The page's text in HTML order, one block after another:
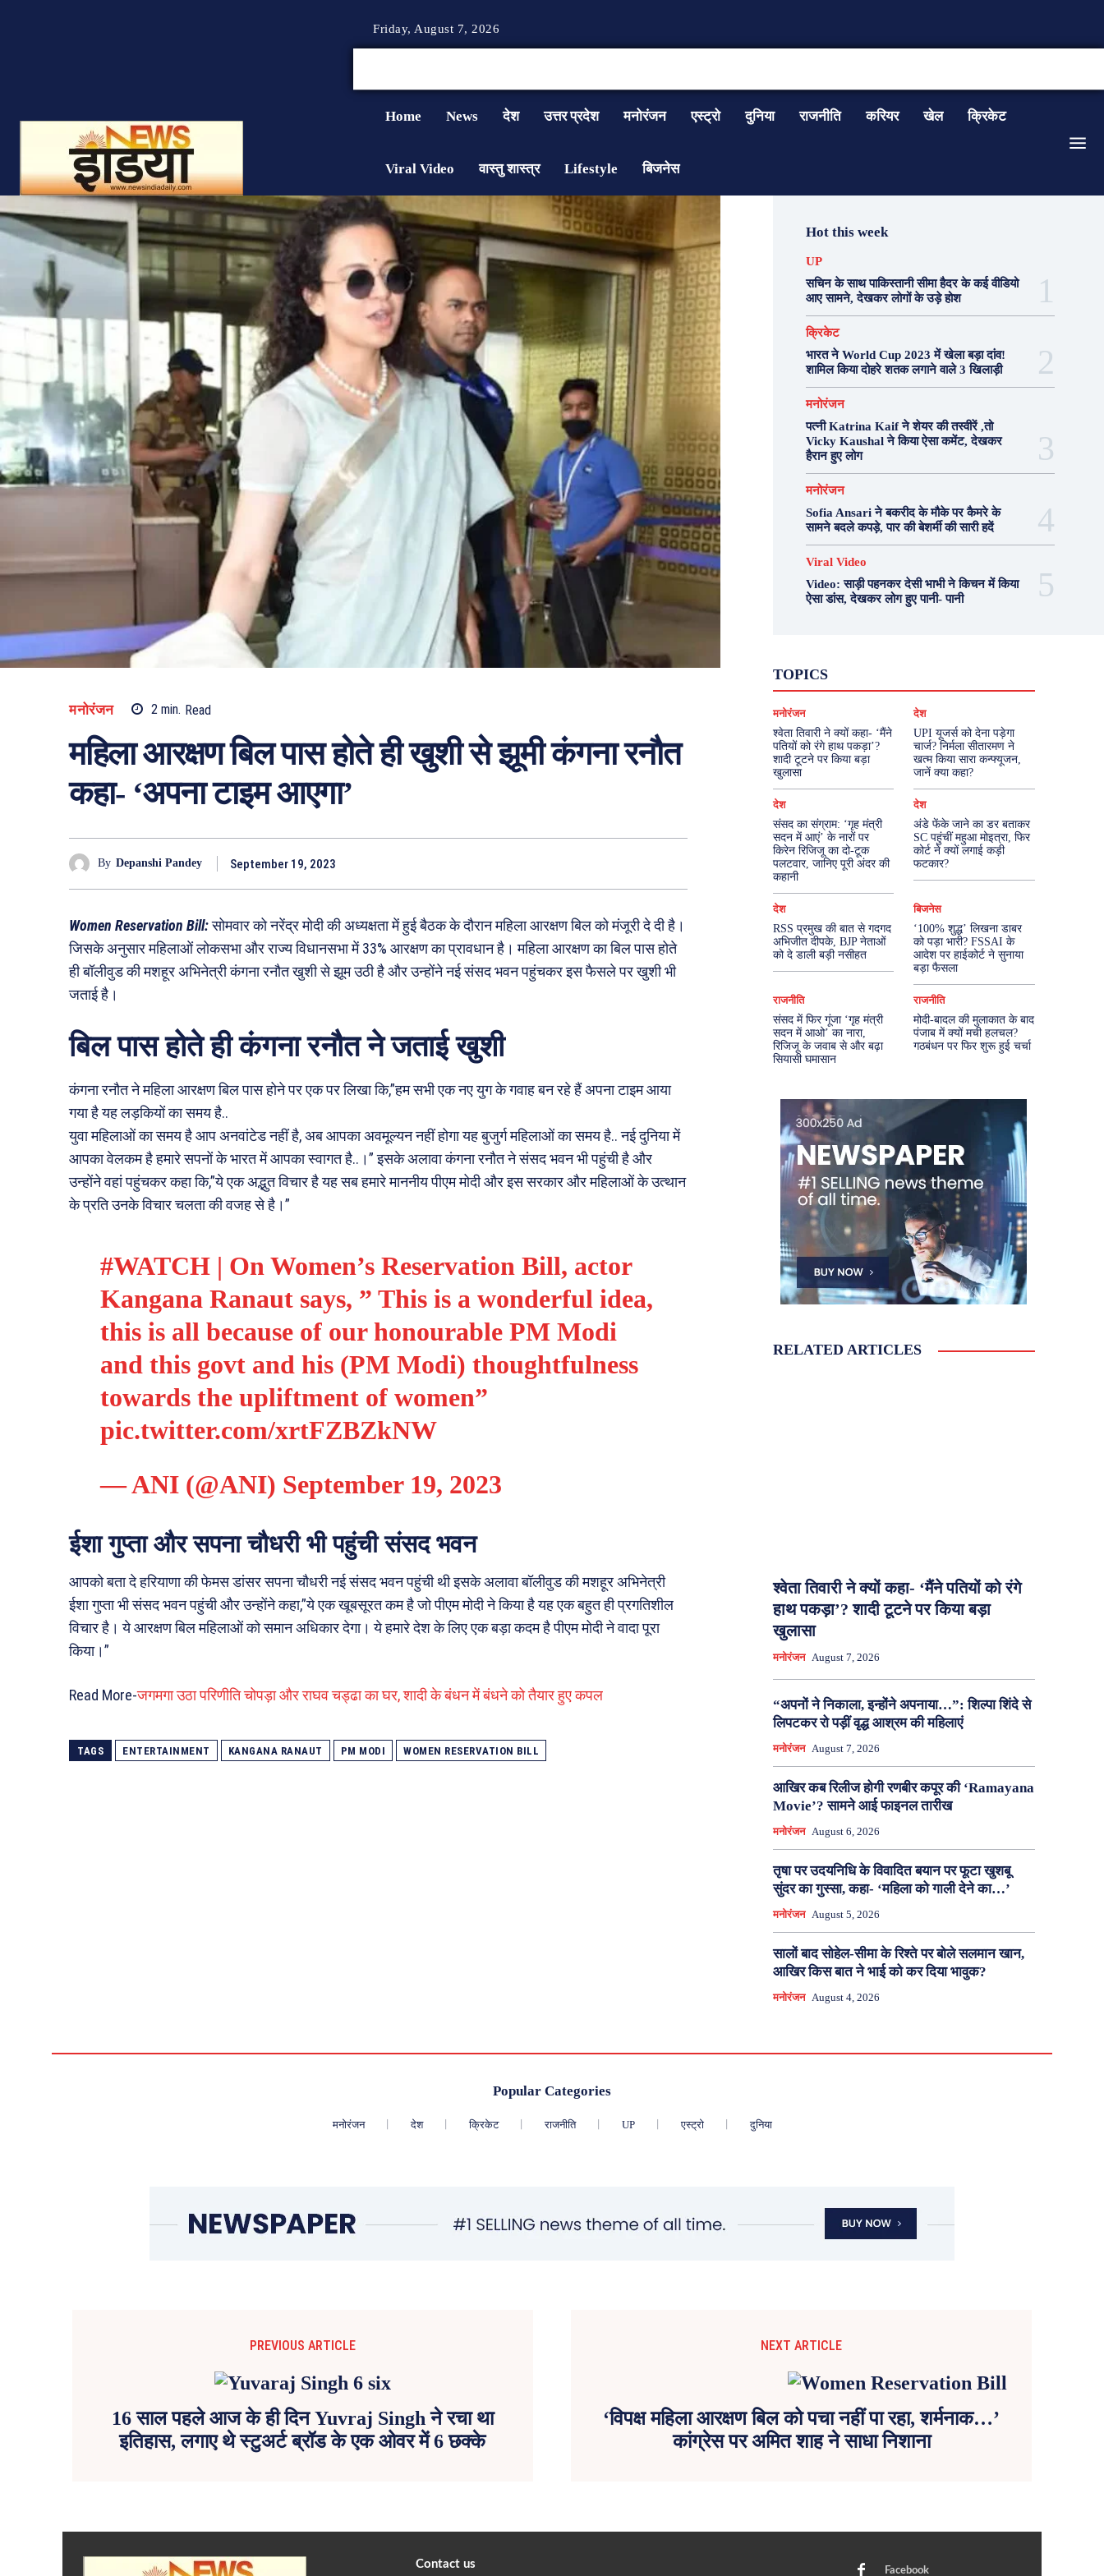
Friday, August 7, 2026
Home News देश उत्तर प्रदेश मनोरंजन एस्ट्रो दुनिया राजनीति करियर खेल क्रिकेट
Viral Video वास्तु शास्त्र Lifestyle बिजनेस
मनोरंजन 2min. Read
महिला आरक्षण बिल पास होते ही खुशी से झूमी कंगना रनौत
कहा- ‘अपना टाइम आएगा’
By Depanshi Pandey September 19, 2023
Women Reservation Bill:सोमवार को नरेंद्र मोदी की अध्यक्षता में हुई बैठक के दौरान महिला आरक्षण बिल को मंजूरी दे दी है।
जिसके अनुसार महिलाओं लोकसभा और राज्य विधानसभा में 33% आरक्षण का प्रावधान है। महिला आरक्षण का बिल पास होते
ही बॉलीवुड की मशहूर अभिनेत्री कंगना रनौत खुशी से झूम उठी है और उन्होंने नई संसद भवन पहुंचकर इस फैसले पर खुशी भी
जताई है।
बिल पास होते ही कंगना रनौत ने जताई खुशी
कंगना रनौत ने महिला आरक्षण बिल पास होने पर एक पर लिखा कि,”हम सभी एक नए युग के गवाह बन रहे हैं अपना टाइम आया
गया है यह लड़कियों का समय है..
युवा महिलाओं का समय है आप अनवांटेड नहीं है, अब आपका अवमूल्यन नहीं होगा यह बुजुर्ग महिलाओं का समय है.. नई दुनिया में
आपका वेलकम है हमारे सपनों के भारत में आपका स्वागत है..।” इसके अलावा कंगना रनौत ने संसद भवन भी पहुंची है और
उन्होंने वहां पहुंचकर कहा कि,”ये एक अद्भुत विचार है यह सब हमारे माननीय पीएम मोदी और इस सरकार और महिलाओं के उत्थान
के प्रति उनके विचार चलता की वजह से है।”
#WATCH| On Women’s Reservation Bill, actor
Kangana Ranaut says, ” This is a wonderful idea,
this is all because of our honourable PM Modi
and this govt and his (PM Modi) thoughtfulness
towards the upliftment of women”
pic.twitter.com/xrtFZBZkNW
— ANI (@ANI) September 19, 2023
ईशा गुप्ता और सपना चौधरी भी पहुंची संसद भवन
आपको बता दे हरियाणा की फेमस डांसर सपना चौधरी नई संसद भवन पहुंची थी इसके अलावा बॉलीवुड की मशहूर अभिनेत्री
ईशा गुप्ता भी संसद भवन पहुंची और उन्होंने कहा,”ये एक खूबसूरत कम है जो पीएम मोदी ने किया है यह एक बहुत ही प्रगतिशील
विचार है। ये आरक्षण बिल महिलाओं को समान अधिकार देगा। ये हमारे देश के लिए एक बड़ा कदम है पीएम मोदी ने वादा पूरा
किया।”
Read More-जगमगा उठा परिणीति चोपड़ा और राघव चड्ढा का घर, शादी के बंधन में बंधने को तैयार हुए कपल
TAGS ENTERTAINMENT KANGANA RANAUT PM MODI WOMEN RESERVATION BILL
Hot this week
UP
सचिन के साथ पाकिस्तानी सीमा हैदर के कई वीडियो
आए सामने, देखकर लोगों के उड़े होश
क्रिकेट
भारत ने World Cup 2023 में खेला बड़ा दांव!
शामिल किया दोहरे शतक लगाने वाले 3 खिलाड़ी
मनोरंजन
पत्नी Katrina Kaif ने शेयर की तस्वीरें ,तो
Vicky Kaushal ने किया ऐसा कमेंट, देखकर
हैरान हुए लोग
मनोरंजन
Sofia Ansari ने बकरीद के मौके पर कैमरे के
सामने बदले कपड़े, पार की बेशर्मी की सारी हदें
Viral Video
Video: साड़ी पहनकर देसी भाभी ने किचन में किया
ऐसा डांस, देखकर लोग हुए पानी- पानी
TOPICS
दुनिया
मनोरंजन
राजनीति वास्तु शास्त्र
More
मनोरंजन
श्वेता तिवारी ने क्यों कहा- ‘मैंने
पतियों को रंगे हाथ पकड़ा’?
शादी टूटने पर किया बड़ा
खुलासा
देश
UPI यूजर्स को देना पड़ेगा
चार्ज? निर्मला सीतारमण ने
खत्म किया सारा कन्फ्यूजन,
जानें क्या कहा?
देश
संसद का संग्राम: ‘गृह मंत्री
सदन में आएं’ के नारों पर
किरेन रिजिजू का दो-टूक
पलटवार, जानिए पूरी अंदर की
कहानी
देश
अंडे फेंके जाने का डर बताकर
SC पहुंचीं महुआ मोइत्रा, फिर
कोर्ट ने क्यों लगाई कड़ी
फटकार?
देश
RSS प्रमुख की बात से गदगद
अभिजीत दीपके, BJP नेताओं
को दे डाली बड़ी नसीहत
बिजनेस
‘100% शुद्ध’ लिखना डाबर
को पड़ा भारी? FSSAI के
आदेश पर हाईकोर्ट ने सुनाया
बड़ा फैसला
राजनीति
संसद में फिर गूंजा ‘गृह मंत्री
सदन में आओ’ का नारा,
रिजिजू के जवाब से और बढ़ा
सियासी घमासान
राजनीति
मोदी-बादल की मुलाकात के बाद
पंजाब में क्यों मची हलचल?
गठबंधन पर फिर शुरू हुई चर्चा
RELATED ARTICLES
श्वेता तिवारी ने क्यों कहा- ‘मैंने पतियों को रंगे
हाथ पकड़ा’? शादी टूटने पर किया बड़ा
खुलासा
मनोरंजन August 7, 2026
“अपनों ने निकाला, इन्होंने अपनाया…”: शिल्पा शिंदे से
लिपटकर रो पड़ीं वृद्ध आश्रम की महिलाएं
मनोरंजन August 7, 2026
आखिर कब रिलीज होगी रणबीर कपूर की ‘Ramayana
Movie’? सामने आई फाइनल तारीख
मनोरंजन August 6, 2026
तृषा पर उदयनिधि के विवादित बयान पर फूटा खुशबू
सुंदर का गुस्सा, कहा- ‘महिला को गाली देने का…’
मनोरंजन August 5, 2026
सालों बाद सोहेल-सीमा के रिश्ते पर बोले सलमान खान,
आखिर किस बात ने भाई को कर दिया भावुक?
मनोरंजन August 4, 2026
Popular Categories
मनोरंजन देश क्रिकेट राजनीति UP एस्ट्रो दुनिया
PREVIOUS ARTICLE
16 साल पहले आज के ही दिन Yuvraj Singh ने रचा था
इतिहास, लगाए थे स्टुअर्ट ब्रॉड के एक ओवर में 6 छक्के
NEXT ARTICLE
‘विपक्ष महिला आरक्षण बिल को पचा नहीं पा रहा, शर्मनाक…’
कांग्रेस पर अमित शाह ने साधा निशाना
Contact us Facebook